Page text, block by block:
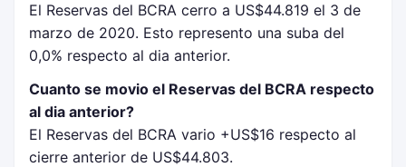
El Reservas del BCRA cerro a US$44.819 el 3 de
marzo de 2020. Esto represento una suba del
0,0% respecto al dia anterior.
Cuanto se movio el Reservas del BCRA respecto
al dia anterior?
El Reservas del BCRA vario +US$16 respecto al
cierre anterior de US$44.803.